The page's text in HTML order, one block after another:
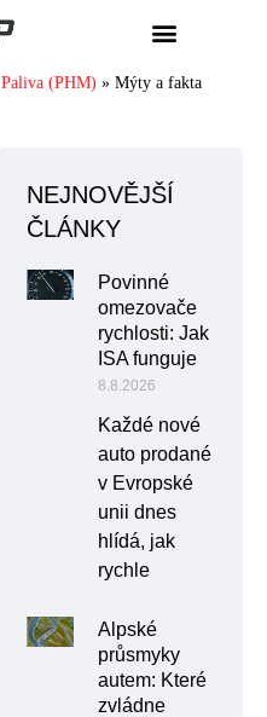
Paliva (PHM) » Mýty a fakta
NEJNOVĚJŠÍ
ČLÁNKY
Povinné
omezovače
rychlosti: Jak
ISA funguje
8.8.2026
Každé nové
auto prodané
v Evropské
unii dnes
hlídá, jak
rychle
Alpské
průsmyky
autem: Které
zvládne